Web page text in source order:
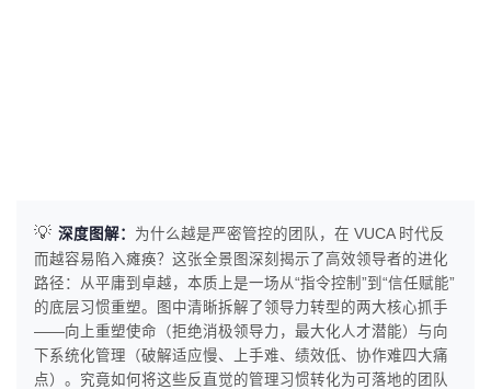
💡 深度图解： 为什么越是严密管控的团队，在 VUCA 时代反
而越容易陷入瘫痪？这张全景图深刻揭示了高效领导者的进化
路径：从平庸到卓越，本质上是一场从“指令控制”到“信任赋能”
的底层习惯重塑。图中清晰拆解了领导力转型的两大核心抓手
——向上重塑使命（拒绝消极领导力，最大化人才潜能）与向
下系统化管理（破解适应慢、上手难、绩效低、协作难四大痛
点）。究竟如何将这些反直觉的管理习惯转化为可落地的团队